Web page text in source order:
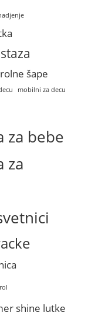
šape
mobilni za decu
za bebe
za
shine lutke